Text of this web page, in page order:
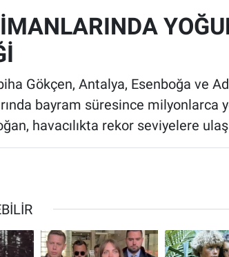
Gökçen, Antalya, Esenboğa ve
bayram süresince milyonlarca
havacılıkta rekor seviyelere